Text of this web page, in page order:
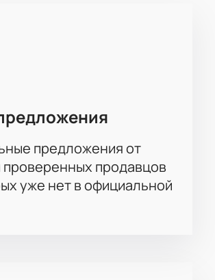
предложения от
проверенных продавцов
уже нет в официальной